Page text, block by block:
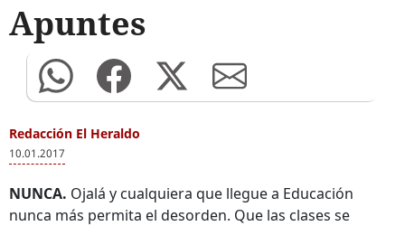
Apuntes
Redacción El Heraldo
10.01.2017
NUNCA. Ojalá y cualquiera que llegue a Educación
nunca más permita el desorden. Que las clases se